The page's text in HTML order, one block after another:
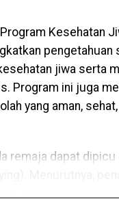
Kesehatan
pengetahuan
jiwa serta
Program ini juga
yang aman,
remaja dapat dipicu